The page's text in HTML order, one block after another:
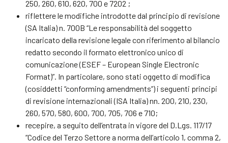
250, 260, 610, 620, 700 e 7202 ;
riflettere le modifiche introdotte dal principio di revisione
(SA Italia) n. 700B “Le responsabilità del soggetto
incaricato della revisione legale con riferimento al bilancio
redatto secondo il formato elettronico unico di
comunicazione (ESEF – European Single Electronic
Format)”. In particolare, sono stati oggetto di modifica
(cosiddetti “conforming amendments”) i seguenti principi
di revisione internazionali (ISA Italia) nn. 200, 210, 230,
260, 570, 580, 600, 700, 705, 706 e 710;
recepire, a seguito dell’entrata in vigore del D.Lgs. 117/17
“Codice del Terzo Settore a norma dell’articolo 1, comma 2,